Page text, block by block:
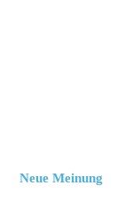
Neue Meinung